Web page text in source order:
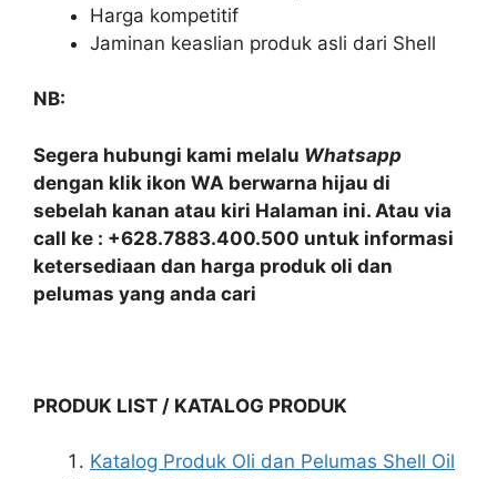
Harga kompetitif
Jaminan keaslian produk asli dari Shell
NB:
Segera hubungi kami melalu Whatsapp
dengan klik ikon WA berwarna hijau di
sebelah kanan atau kiri Halaman ini. Atau via
call ke : +628.7883.400.500 untuk informasi
ketersediaan dan harga produk oli dan
pelumas yang anda cari
PRODUK LIST / KATALOG PRODUK
Katalog Produk Oli dan Pelumas Shell Oil